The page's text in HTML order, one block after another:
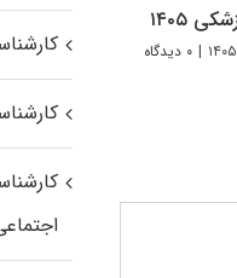
۱۴۰۵
| ۰ دیدگاه